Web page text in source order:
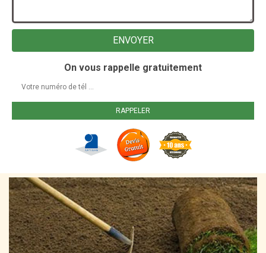
On vous rappelle gratuitement